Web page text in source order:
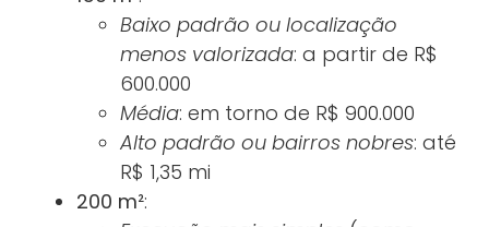
Baixo padrão ou localização
menos valorizada: a partir de R$
600.000
Média: em torno de R$ 900.000
Alto padrão ou bairros nobres: até
R$ 1,35 mi
200 m²: